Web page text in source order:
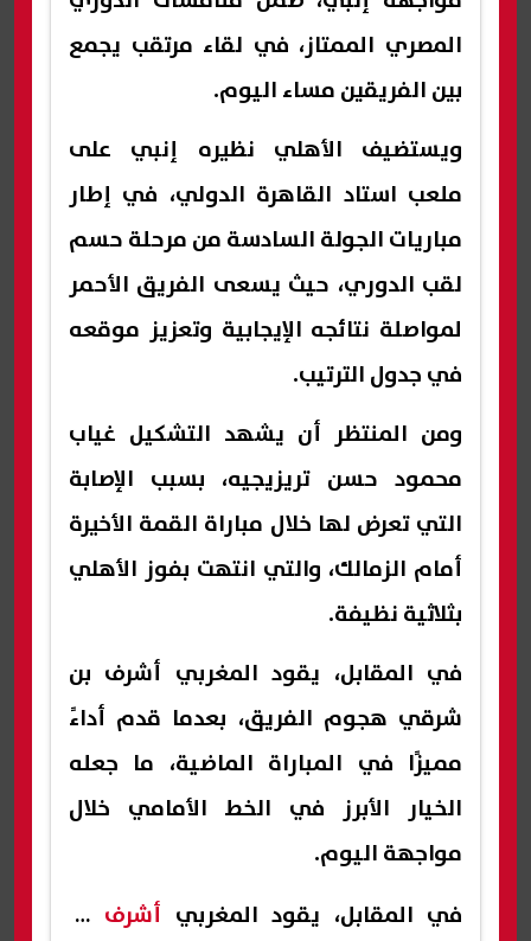
المصري الممتاز، في لقاء مرتقب يجمع
بين الفريقين مساء اليوم.
ويستضيف الأهلي نظيره إنبي على
ملعب استاد القاهرة الدولي، في إطار
مباريات الجولة السادسة من مرحلة حسم
لقب الدوري، حيث يسعى الفريق الأحمر
لمواصلة نتائجه الإيجابية وتعزيز موقعه
في جدول الترتيب.
ومن المنتظر أن يشهد التشكيل غياب
محمود حسن تريزيجيه، بسبب الإصابة
التي تعرض لها خلال مباراة القمة الأخيرة
أمام الزمالك، والتي انتهت بفوز الأهلي
بثلاثية نظيفة.
في المقابل، يقود المغربي أشرف بن
شرقي هجوم الفريق، بعدما قدم أداءً
مميزًا في المباراة الماضية، ما جعله
الخيار الأبرز في الخط الأمامي خلال
مواجهة اليوم.
في المقابل، يقود المغربي أشرف بن